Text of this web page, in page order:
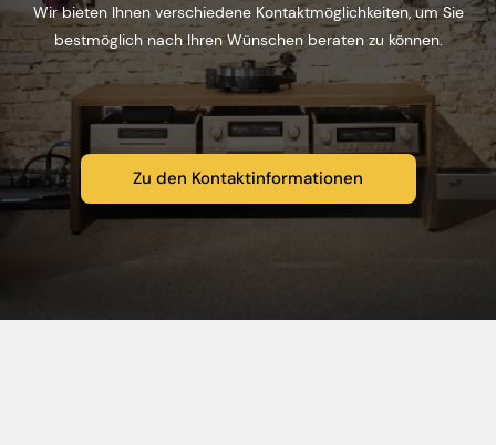
Wir bieten Ihnen verschiedene Kontaktmöglichkeiten, um Sie
bestmöglich nach Ihren Wünschen beraten zu können.
Zu den Kontaktinformationen